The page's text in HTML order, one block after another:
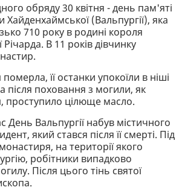
обряду 30 квітня - день пам'яті
Хайденхаймської (Вальпургії), яка
710 року в родині короля
Річарда. В 11 років дівчинку
її останки упокоїли в ніші
після поховання з могили, як
проступило цілюще масло.
День Вальпургії набув містичного
який стався після її смерті. Під
на території якого
робітники випадково
Після цього тінь святої